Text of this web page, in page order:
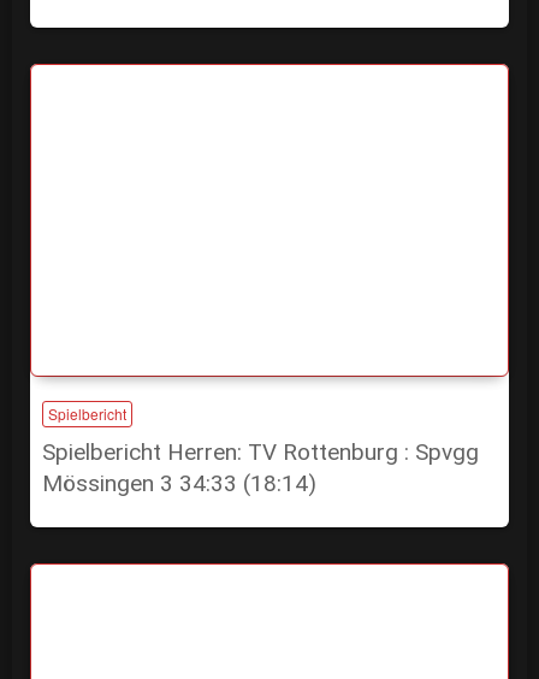
Spielbericht
Spielbericht Herren: TV Rottenburg : Spvgg
Mössingen 3 34:33 (18:14)